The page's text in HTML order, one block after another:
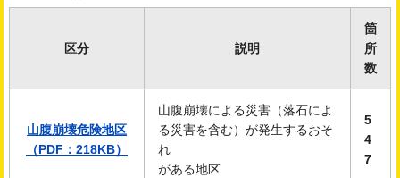
区分 説明
箇
所
数
山腹崩壊危険地区
（PDF：218KB）
山腹崩壊による災害（落石によ
る災害を含む）が発生するおそ
れ
がある地区
5
4
7